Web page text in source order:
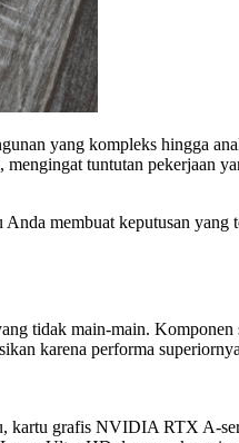
yang kompleks hingga
tuntutan pekerjaan
membuat keputusan yang
tidak main-main. Komponen
karena performa
kartu grafis NVIDIA RTX A-